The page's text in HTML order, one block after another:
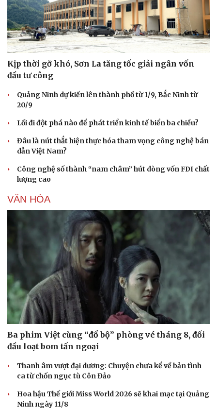
Văn hóa
Văn học
Âm nhạc
Giải trí
Thời trang
Kịp thời gỡ khó, Sơn La tăng tốc giải ngân vốn
đầu tư công
Quảng Ninh dự kiến lên thành phố từ 1/9, Bắc Ninh từ
20/9
Lối đi đột phá nào để phát triển kinh tế biển ba chiều?
Đâu là nút thắt hiện thực hóa tham vọng công nghệ bán
dẫn Việt Nam?
Công nghệ số thành “nam châm” hút dòng vốn FDI chất
lượng cao
VĂN HÓA
Ba phim Việt cùng “đổ bộ” phòng vé tháng 8, đối
đầu loạt bom tấn ngoại
Thanh âm vượt đại dương: Chuyện chưa kể về bản tình
ca từ chốn ngục tù Côn Đảo
Hoa hậu Thế giới Miss World 2026 sẽ khai mạc tại Quảng
Ninh ngày 11/8